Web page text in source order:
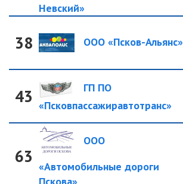
Невский»
38 ООО «Псков-Альянс»
43
ГП ПО
«Псковпассажиравтотранс»
63
ООО
«Автомобильные дороги